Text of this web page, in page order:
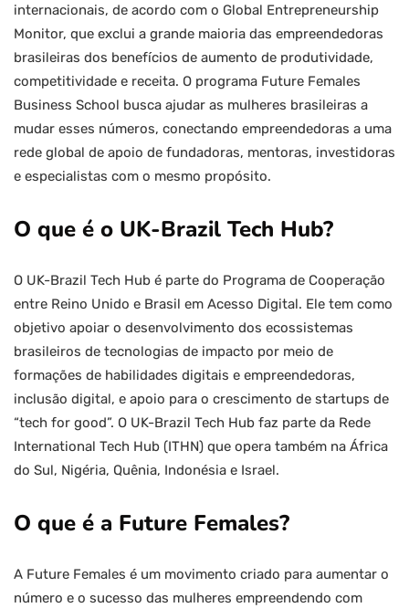
internacionais, de acordo com o Global Entrepreneurship
Monitor, que exclui a grande maioria das empreendedoras
brasileiras dos benefícios de aumento de produtividade,
competitividade e receita. O programa Future Females
Business School busca ajudar as mulheres brasileiras a
mudar esses números, conectando empreendedoras a uma
rede global de apoio de fundadoras, mentoras, investidoras
e especialistas com o mesmo propósito.
O que é o UK-Brazil Tech Hub?
O UK-Brazil Tech Hub é parte do Programa de Cooperação
entre Reino Unido e Brasil em Acesso Digital. Ele tem como
objetivo apoiar o desenvolvimento dos ecossistemas
brasileiros de tecnologias de impacto por meio de
formações de habilidades digitais e empreendedoras,
inclusão digital, e apoio para o crescimento de startups de
“tech for good”. O UK-Brazil Tech Hub faz parte da Rede
International Tech Hub (ITHN) que opera também na África
do Sul, Nigéria, Quênia, Indonésia e Israel.
O que é a Future Females?
A Future Females é um movimento criado para aumentar o
número e o sucesso das mulheres empreendendo com